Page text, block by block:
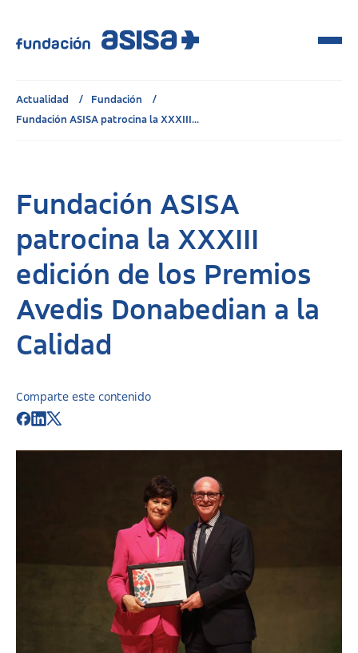
Actualidad
Fundación
Fundación ASISA patrocina la XXXIII...
Fundación ASISA
patrocina la XXXIII
edición de los Premios
Avedis Donabedian a la
Calidad
Comparte este contenido